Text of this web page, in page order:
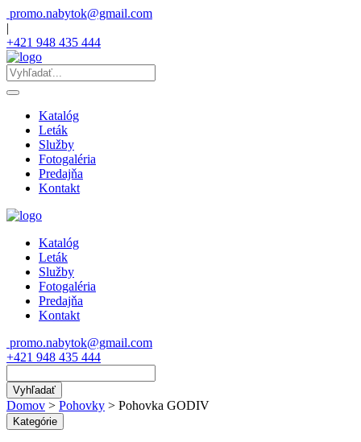
promo.nabytok@gmail.com
|
+421 948 435 444
Katalóg
Leták
Služby
Fotogaléria
Predajňa
Kontakt
Katalóg
Leták
Služby
Fotogaléria
Predajňa
Kontakt
promo.nabytok@gmail.com
+421 948 435 444
Vyhľadať
Domov > Pohovky > Pohovka GODIV
Kategórie